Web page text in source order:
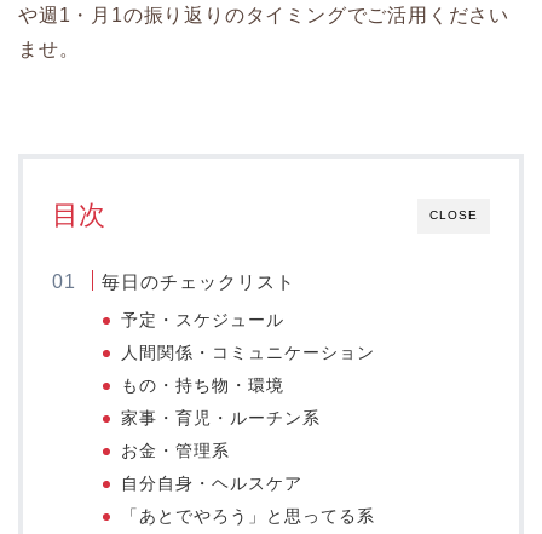
や週1・月1の振り返りのタイミングでご活用ください
ませ。
CLOSE
目次
毎日のチェックリスト
予定・スケジュール
人間関係・コミュニケーション
もの・持ち物・環境
家事・育児・ルーチン系
お金・管理系
自分自身・ヘルスケア
「あとでやろう」と思ってる系